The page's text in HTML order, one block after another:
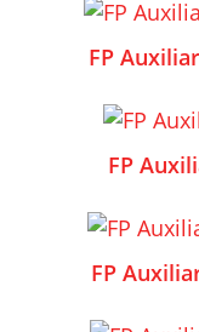
FP
FP
FP